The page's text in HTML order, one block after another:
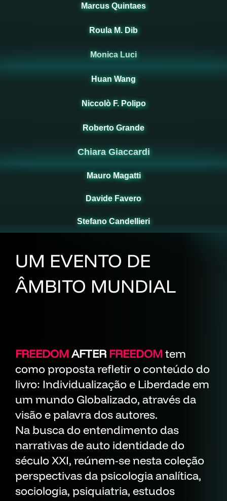
Marcus Quintaes
Roula M. Dib
Monica Luci
Huan Wang
Niccolò F. Polipo
Roberto Grande
Chiara Giaccardi
Mauro Magatti
Davide Favero
Stefano Candellieri
UM EVENTO DE
ÂMBITO MUNDIAL
FREEDOMAFTER FREEDOMtem
como proposta refletir o conteúdo do
livro: Individualização e Liberdade em
um mundo Globalizado, através da
visão e palavra dos autores.
Na busca do entendimento das
narrativas de auto identidade do
século XXI, reúnem-se nesta coleção
perspectivas da psicologia analítica,
sociologia, psiquiatria, estudos